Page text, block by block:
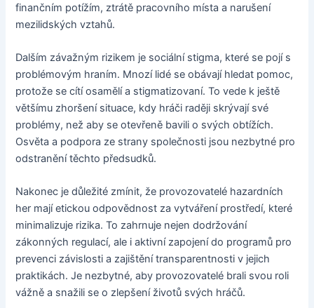
finančním potížím, ztrátě pracovního místa a narušení
mezilidských vztahů.
Dalším závažným rizikem je sociální stigma, které se pojí s
problémovým hraním. Mnozí lidé se obávají hledat pomoc,
protože se cítí osamělí a stigmatizovaní. To vede k ještě
většímu zhoršení situace, kdy hráči raději skrývají své
problémy, než aby se otevřeně bavili o svých obtížích.
Osvěta a podpora ze strany společnosti jsou nezbytné pro
odstranění těchto předsudků.
Nakonec je důležité zmínit, že provozovatelé hazardních
her mají etickou odpovědnost za vytváření prostředí, které
minimalizuje rizika. To zahrnuje nejen dodržování
zákonných regulací, ale i aktivní zapojení do programů pro
prevenci závislosti a zajištění transparentnosti v jejich
praktikách. Je nezbytné, aby provozovatelé brali svou roli
vážně a snažili se o zlepšení životů svých hráčů.